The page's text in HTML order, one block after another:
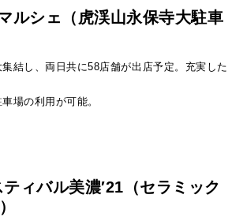
ルシェ（虎渓山永保寺大駐車
結し、両日共に58店舗が出店予定。充実した
場の利用が可能。
ィバル美濃′21（セラミック